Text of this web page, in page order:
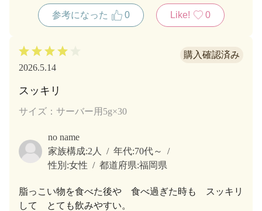
参考になった 0 Like! 0
2026.5.14
スッキリ
サイズ：サーバー用5g×30
no name
家族構成:2人 年代:70代～
性別:女性 都道府県:福岡県
脂っこい物を食べた後や 食べ過ぎた時も スッキリ
して とても飲みやすい。